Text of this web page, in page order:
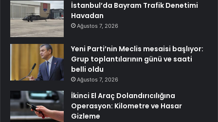
İstanbul’da Bayram Trafik Denetimi
Havadan
Ağustos 7, 2026
Yeni Parti’nin Meclis mesaisi başlıyor:
Grup toplantılarının günü ve saati
belli oldu
Ağustos 7, 2026
İkinci El Araç Dolandırıcılığına
Operasyon: Kilometre ve Hasar
Gizleme